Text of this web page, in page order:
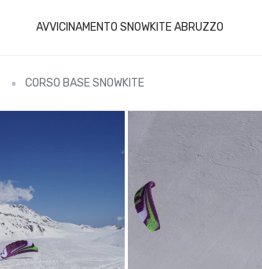
AVVICINAMENTO SNOWKITE ABRUZZO
CORSO BASE SNOWKITE